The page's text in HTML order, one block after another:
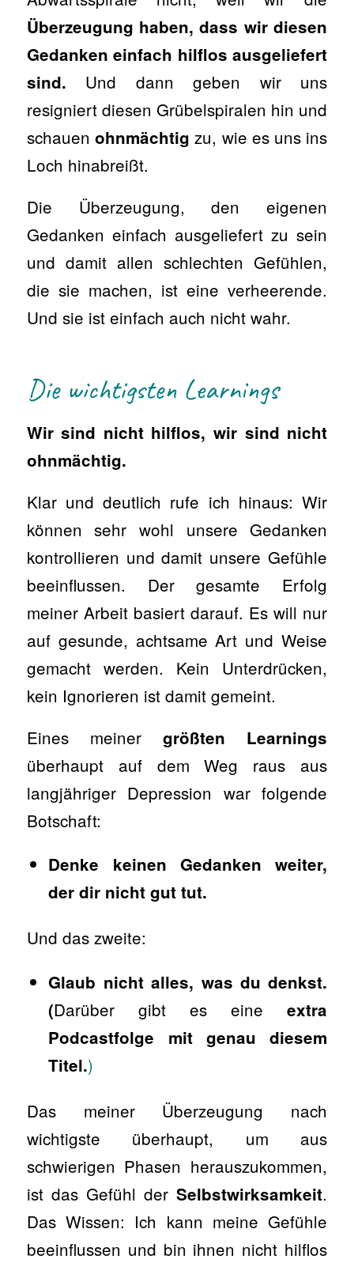
Überzeugung haben, dass wir diesen
Gedanken einfach hilflos ausgeliefert
sind. Und dann geben wir uns
resigniert diesen Grübelspiralen hin und
schauen ohnmächtig zu, wie es uns ins
Loch hinabreißt.
Die Überzeugung, den eigenen
Gedanken einfach ausgeliefert zu sein
und damit allen schlechten Gefühlen,
die sie machen, ist eine verheerende.
Und sie ist einfach auch nicht wahr.
Die wichtigsten Learnings
Wir sind nicht hilflos, wir sind nicht
ohnmächtig.
Klar und deutlich rufe ich hinaus: Wir
können sehr wohl unsere Gedanken
kontrollieren und damit unsere Gefühle
beeinflussen. Der gesamte Erfolg
meiner Arbeit basiert darauf. Es will nur
auf gesunde, achtsame Art und Weise
gemacht werden. Kein Unterdrücken,
kein Ignorieren ist damit gemeint.
Eines meinergrößten Learnings
überhaupt auf dem Weg raus aus
langjähriger Depression war folgende
Botschaft:
Denke keinen Gedanken weiter,
der dir nicht gut tut.
Und das zweite:
Glaub nicht alles, was du denkst.
(Darüber gibt es eineextra
Podcastfolge mit genau diesem
Titel.)
Das meiner Überzeugung nach
wichtigste überhaupt, um aus
schwierigen Phasen herauszukommen,
ist das Gefühl derSelbstwirksamkeit.
Das Wissen: Ich kann meine Gefühle
beeinflussen und bin ihnen nicht hilflos